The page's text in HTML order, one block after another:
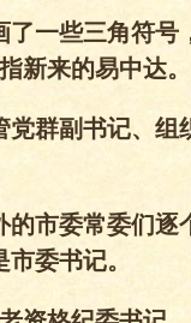
了一些三角符号
新来的易中达。
党群副书记、
的市委常委们逐
委书记。